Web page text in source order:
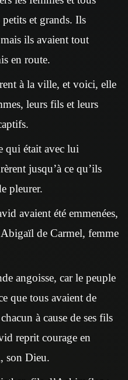
et grands. Ils
ils avaient tout
en route.
à la ville, et voici, elle
leurs fils et leurs
qui était avec lui
jusqu’à ce qu’ils
pleurer.
avaient été emmenées,
de Carmel, femme
angoisse, car le peuple
que tous avaient de
à cause de ses fils
reprit courage en
son Dieu.